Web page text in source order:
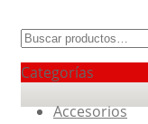
Buscar
Categorías
Accesorios